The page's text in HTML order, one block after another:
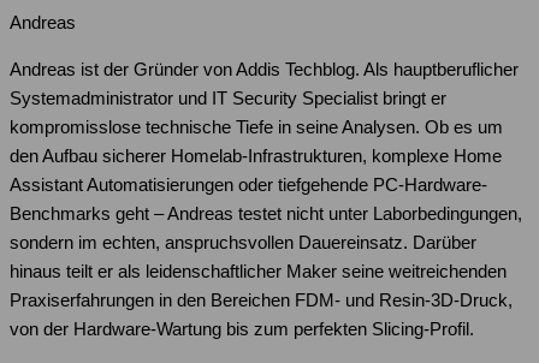
Andreas
Andreas ist der Gründer von Addis Techblog. Als hauptberuflicher
Systemadministrator und IT Security Specialist bringt er
kompromisslose technische Tiefe in seine Analysen. Ob es um
den Aufbau sicherer Homelab-Infrastrukturen, komplexe Home
Assistant Automatisierungen oder tiefgehende PC-Hardware-
Benchmarks geht – Andreas testet nicht unter Laborbedingungen,
sondern im echten, anspruchsvollen Dauereinsatz. Darüber
hinaus teilt er als leidenschaftlicher Maker seine weitreichenden
Praxiserfahrungen in den Bereichen FDM- und Resin-3D-Druck,
von der Hardware-Wartung bis zum perfekten Slicing-Profil.